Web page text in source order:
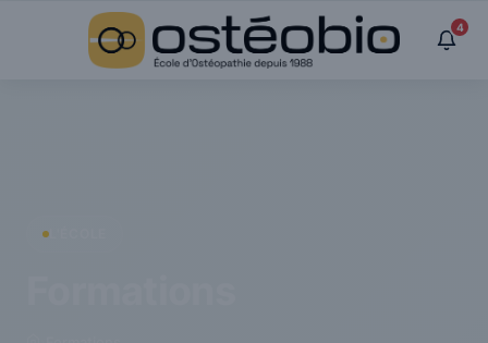
4
Panneau de gestion des cookies